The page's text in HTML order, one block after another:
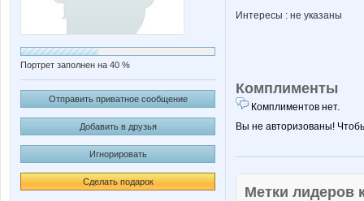
Портрет заполнен на 40 %
Отправить приватное сообщение
Добавить в друзья
Игнорировать
Сделать подарок
Интересы : не указаны
Комплименты
Комплиментов нет.
Вы не авторизованы!
Метки